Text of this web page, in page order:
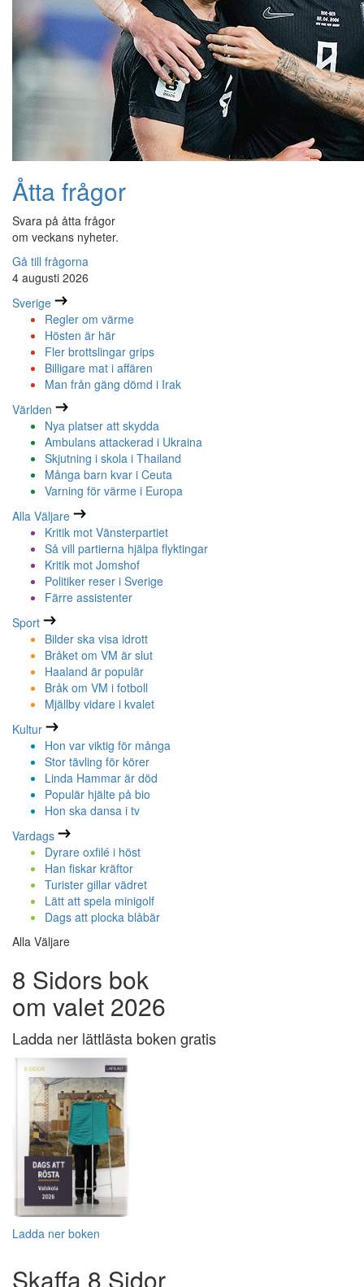
Åtta frågor
Svara på åtta frågor
om veckans nyheter.
Gå till frågorna
4 augusti 2026
Sverige
Regler om värme
Hösten är här
Fler brottslingar grips
Billigare mat i affären
Man från gäng dömd i Irak
Världen
Nya platser att skydda
Ambulans attackerad i Ukraina
Skjutning i skola i Thailand
Många barn kvar i Ceuta
Varning för värme i Europa
Alla Väljare
Kritik mot Vänsterpartiet
Så vill partierna hjälpa flyktingar
Kritik mot Jomshof
Politiker reser i Sverige
Färre assistenter
Sport
Bilder ska visa idrott
Bråket om VM är slut
Haaland är populär
Bråk om VM i fotboll
Mjällby vidare i kvalet
Kultur
Hon var viktig för många
Stor tävling för körer
Linda Hammar är död
Populär hjälte på bio
Hon ska dansa i tv
Vardags
Dyrare oxfilé i höst
Han fiskar kräftor
Turister gillar vädret
Lätt att spela minigolf
Dags att plocka blåbär
Alla Väljare
8 Sidors bok
om valet 2026
Ladda ner lättlästa boken gratis
Ladda ner boken
Skaffa 8 Sidor